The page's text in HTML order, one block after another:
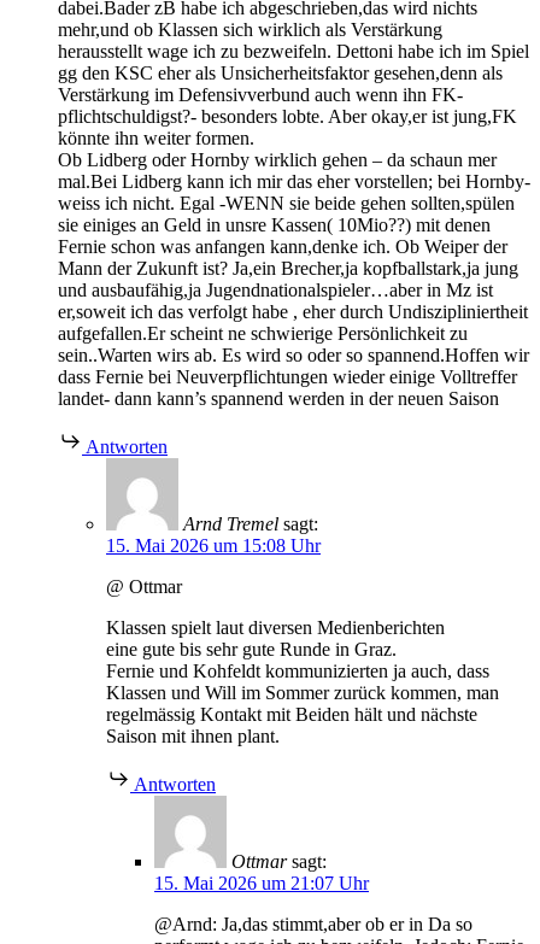
dabei.Bader zB habe ich abgeschrieben,das wird nichts
mehr,und ob Klassen sich wirklich als Verstärkung
herausstellt wage ich zu bezweifeln. Dettoni habe ich im Spiel
gg den KSC eher als Unsicherheitsfaktor gesehen,denn als
Verstärkung im Defensivverbund auch wenn ihn FK-
pflichtschuldigst?- besonders lobte. Aber okay,er ist jung,FK
könnte ihn weiter formen.
Ob Lidberg oder Hornby wirklich gehen – da schaun mer
mal.Bei Lidberg kann ich mir das eher vorstellen; bei Hornby-
weiss ich nicht. Egal -WENN sie beide gehen sollten,spülen
sie einiges an Geld in unsre Kassen( 10Mio??) mit denen
Fernie schon was anfangen kann,denke ich. Ob Weiper der
Mann der Zukunft ist? Ja,ein Brecher,ja kopfballstark,ja jung
und ausbaufähig,ja Jugendnationalspieler…aber in Mz ist
er,soweit ich das verfolgt habe , eher durch Undiszipliniertheit
aufgefallen.Er scheint ne schwierige Persönlichkeit zu
sein..Warten wirs ab. Es wird so oder so spannend.Hoffen wir
dass Fernie bei Neuverpflichtungen wieder einige Volltreffer
landet- dann kann’s spannend werden in der neuen Saison
Antworten
Arnd Tremel sagt:
15. Mai 2026 um 15:08 Uhr
@ Ottmar
Klassen spielt laut diversen Medienberichten
eine gute bis sehr gute Runde in Graz.
Fernie und Kohfeldt kommunizierten ja auch, dass
Klassen und Will im Sommer zurück kommen, man
regelmässig Kontakt mit Beiden hält und nächste
Saison mit ihnen plant.
Antworten
Ottmar sagt:
15. Mai 2026 um 21:07 Uhr
@Arnd: Ja,das stimmt,aber ob er in Da so